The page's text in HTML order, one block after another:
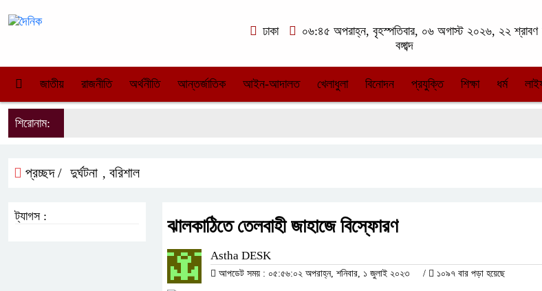
ঢাকা
০৬:৪৫ অপরাহ্ন, বৃহস্পতিবার, ০৬ অগাস্ট ২০২৬, ২২
বঙ্গাব্দ
জাতীয় রাজনীতি অর্থনীতি আন্তর্জাতিক আইন-আদালত খেলাধুলা বিনোদন প্রযুক্তি শিক্ষা ধর্ম
শিরোনাম:
প্রচ্ছদ / দুর্ঘটনা , বরিশাল
ঝালকাঠিতে তেলবাহী জাহাজে বিস্ফোরণ
Astha DESK
আপডেট সময় : ০৫:৫৬:০২ অপরাহ্ন, শনিবার, ১ জুলাই ২০২৩ / ১০৯৭ বার পড়া হয়েছে
ট্যাগস :